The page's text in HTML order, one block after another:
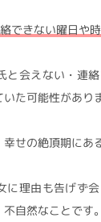
できない曜日や
と会えない・連
た可能性があり
せの絶頂期にあ
に理由も告げず
自然なことです。